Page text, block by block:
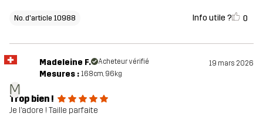
No. d'article 10988 Info utile ? 0
M
Madeleine F. Acheteur vérifié 19 mars 2026
Mesures : 168cm, 96kg
Trop bien !
Je l’adore ! Taille parfaite